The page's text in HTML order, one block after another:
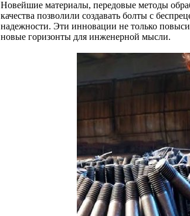
Новейшие материалы, передовые методы
качества позволили создавать болты с
надежности. Эти инновации не только
новые горизонты для инженерной мысли.